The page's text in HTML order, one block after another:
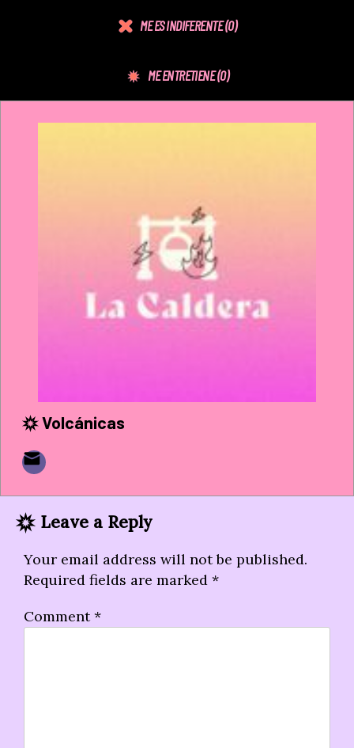
ME ES INDIFERENTE(0)
ME ENTRETIENE(0)
Volcánicas
Leave a Reply
Your email address will not be published.
Required fields are marked *
Comment*